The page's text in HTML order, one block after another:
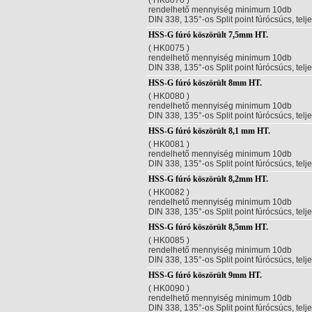
rendelhető mennyiség minimum 10db
DIN 338, 135°-os Split point fúrócsúcs,
HSS-G fúró köszörült 7,5mm HT.
( HK0075 )
rendelhető mennyiség minimum 10db
DIN 338, 135°-os Split point fúrócsúcs,
HSS-G fúró köszörült 8mm HT.
( HK0080 )
rendelhető mennyiség minimum 10db
DIN 338, 135°-os Split point fúrócsúcs,
HSS-G fúró köszörült 8,1 mm HT.
( HK0081 )
rendelhető mennyiség minimum 10db
DIN 338, 135°-os Split point fúrócsúcs,
HSS-G fúró köszörült 8,2mm HT.
( HK0082 )
rendelhető mennyiség minimum 10db
DIN 338, 135°-os Split point fúrócsúcs,
HSS-G fúró köszörült 8,5mm HT.
( HK0085 )
rendelhető mennyiség minimum 10db
DIN 338, 135°-os Split point fúrócsúcs,
HSS-G fúró köszörült 9mm HT.
( HK0090 )
rendelhető mennyiség minimum 10db
DIN 338, 135°-os Split point fúrócsúcs,